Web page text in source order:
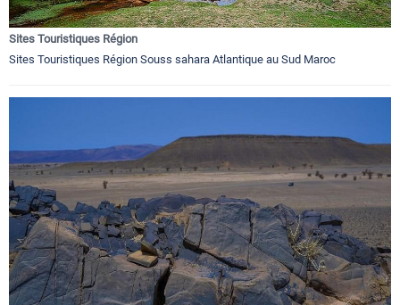
Sites Touristiques Région
Sites Touristiques Région Souss sahara Atlantique au Sud Maroc